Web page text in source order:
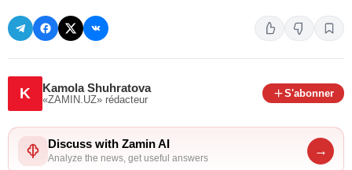
K Kamola Shuhratova
«ZAMIN.UZ» rédacteur
S'abonner
Discuss with Zamin AI
Analyze the news, get useful answers
→